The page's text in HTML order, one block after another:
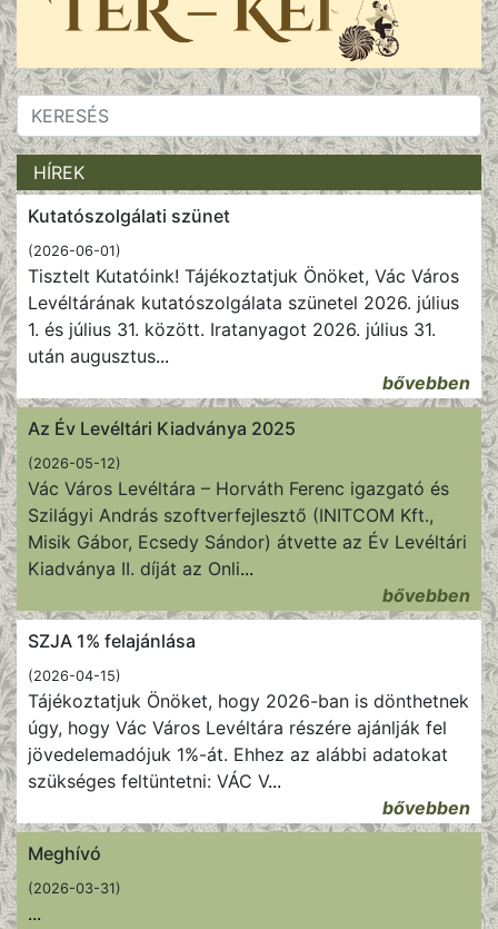
HÍREK
Kutatószolgálati szünet
(2026-06-01)
Tisztelt Kutatóink! Tájékoztatjuk Önöket, Vác Város
Levéltárának kutatószolgálata szünetel 2026. július
1. és július 31. között. Iratanyagot 2026. július 31.
után augusztus...
bővebben
Az Év Levéltári Kiadványa 2025
(2026-05-12)
Vác Város Levéltára – Horváth Ferenc igazgató és
Szilágyi András szoftverfejlesztő (INITCOM Kft.,
Misik Gábor, Ecsedy Sándor) átvette az Év Levéltári
Kiadványa II. díját az Onli...
bővebben
SZJA 1% felajánlása
(2026-04-15)
Tájékoztatjuk Önöket, hogy 2026-ban is dönthetnek
úgy, hogy Vác Város Levéltára részére ajánlják fel
jövedelemadójuk 1%-át. Ehhez az alábbi adatokat
szükséges feltüntetni: VÁC V...
bővebben
Meghívó
(2026-03-31)
...